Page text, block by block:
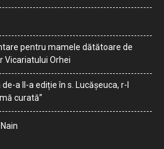
pentru mamele dătătoare de
Vicariatului Orhei
a II-a ediție în s. Lucășeuca, r-l
curată”